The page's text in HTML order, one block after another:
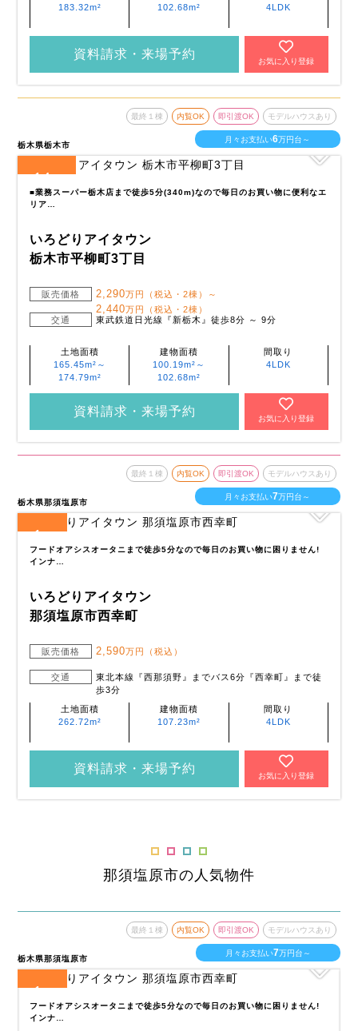
183.32m²
102.68m²
4LDK
資料請求・来場予約
お気に入り登録
栃木県栃木市
最終１棟 内覧OK 即引渡OK モデルハウスあり
月々お支払い6万円台～
14
■業務スーパー栃木店まで徒歩5分(340m)なので毎日のお買い物に便利なエ
リア…
いろどりアイタウン
栃木市平柳町3丁目
販売価格 2,290万円（税込・2棟）～
2,440万円（税込・2棟）
交通
東武鉄道日光線『新栃木』徒歩8分 ～ 9分
土地面積
165.45m²～
174.79m²
建物面積
100.19m²～
102.68m²
間取り
4LDK
資料請求・来場予約
お気に入り登録
栃木県那須塩原市
最終１棟 内覧OK 即引渡OK モデルハウスあり
月々お支払い7万円台～
1
フードオアシスオータニまで徒歩5分なので毎日のお買い物に困りません!
インナ…
いろどりアイタウン
那須塩原市西幸町
販売価格 2,590万円（税込）
交通
東北本線『西那須野』までバス6分『西幸町』まで徒
歩3分
土地面積
262.72m²
建物面積
107.23m²
間取り
4LDK
資料請求・来場予約
お気に入り登録
那須塩原市の人気物件
栃木県那須塩原市
最終１棟 内覧OK 即引渡OK モデルハウスあり
月々お支払い7万円台～
1
フードオアシスオータニまで徒歩5分なので毎日のお買い物に困りません!
インナ…